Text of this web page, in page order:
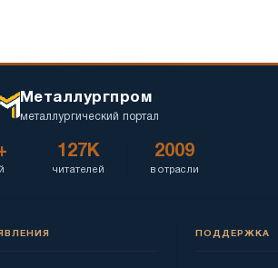
Металлургпром
металлургический портал
127K
читателей
2009
в отрасли
ПОДДЕРЖКА